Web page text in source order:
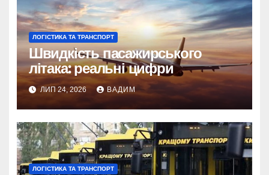
ЛОГІСТИКА ТА ТРАНСПОРТ
Швидкість пасажирського
літака: реальні цифри
ЛИП 24, 2026 ВАДИМ
ЛОГІСТИКА ТА ТРАНСПОРТ